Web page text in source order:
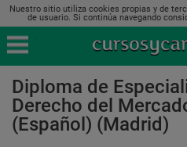
Nuestro sitio utiliza cookies propias y de
de usuario. Si continúa navegando
Diploma de
Derecho del
(Español) (Madrid)